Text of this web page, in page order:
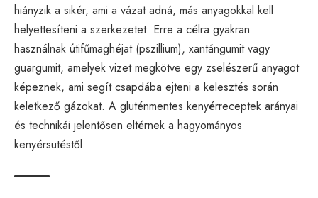
hiányzik a sikér, ami a vázat adná, más anyagokkal kell
helyettesíteni a szerkezetet. Erre a célra gyakran
használnak útifűmaghéjat (pszillium), xantángumit vagy
guargumit, amelyek vizet megkötve egy zselészerű anyagot
képeznek, ami segít csapdába ejteni a kelesztés során
keletkező gázokat. A gluténmentes kenyérreceptek arányai
és technikái jelentősen eltérnek a hagyományos
kenyérsütéstől.